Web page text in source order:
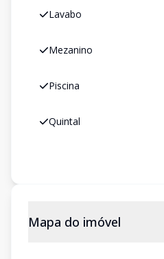
Lavabo
Mezanino
Piscina
Quintal
Mapa do imóvel